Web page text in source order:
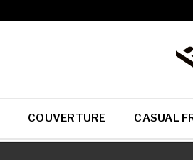
COUVERTURE CASUAL